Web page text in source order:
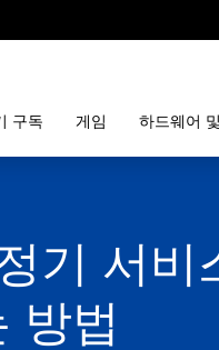
구독 게임 하드웨어
기 서비
방법